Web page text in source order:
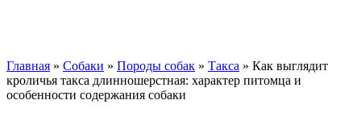
Главная » Собаки » Породы собак » Такса » Как выглядит
кроличья такса длинношерстная: характер питомца и
особенности содержания собаки